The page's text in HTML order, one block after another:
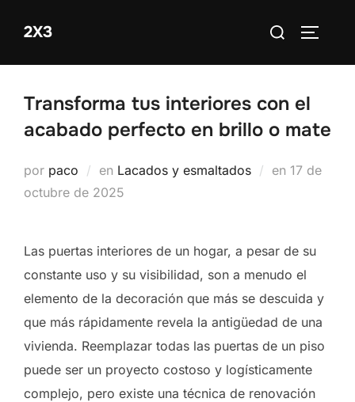
2X3 Buscar:
Transforma tus interiores con el
acabado perfecto en brillo o mate
por paco en Lacados y esmaltados en Publicado
17 de
octubre de 2025
Las puertas interiores de un hogar, a pesar de su
constante uso y su visibilidad, son a menudo el
elemento de la decoración que más se descuida y
que más rápidamente revela la antigüedad de una
vivienda. Reemplazar todas las puertas de un piso
puede ser un proyecto costoso y logísticamente
complejo, pero existe una técnica de renovación